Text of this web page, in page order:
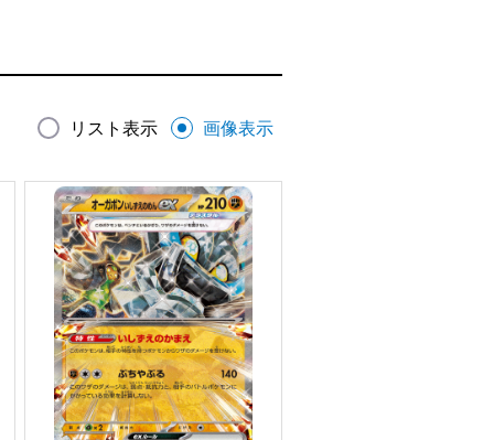
リスト表示 画像表示